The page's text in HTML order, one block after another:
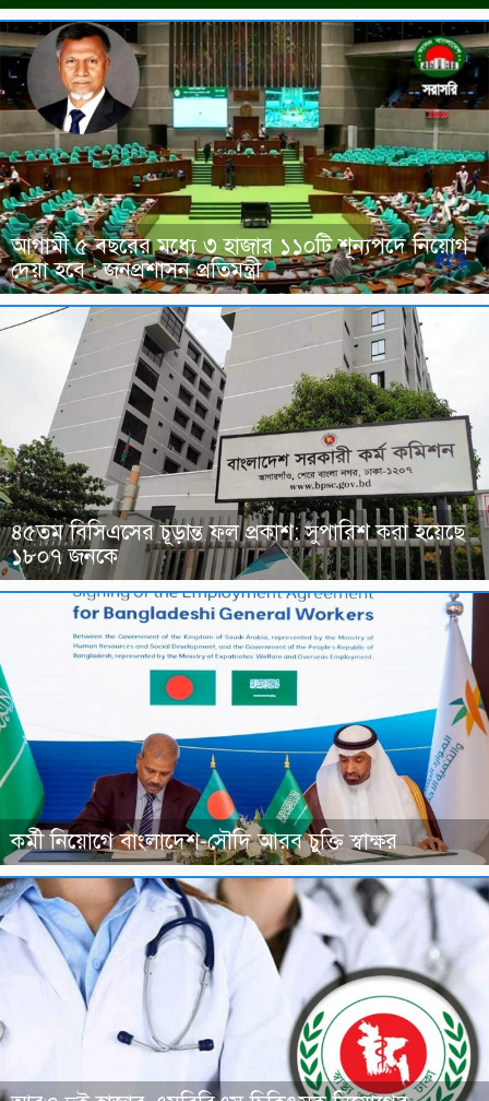
আগামী ৫ বছরের মধ্যে ৩ হাজার ১১০টি শূন্যপদে নিয়োগ
দেয়া হবে : জনপ্রশাসন প্রতিমন্ত্রী
৪৫তম বিসিএসের চূড়ান্ত ফল প্রকাশ: সুপারিশ করা হয়েছে
১৮০৭ জনকে
কর্মী নিয়োগে বাংলাদেশ-সৌদি আরব চুক্তি স্বাক্ষর